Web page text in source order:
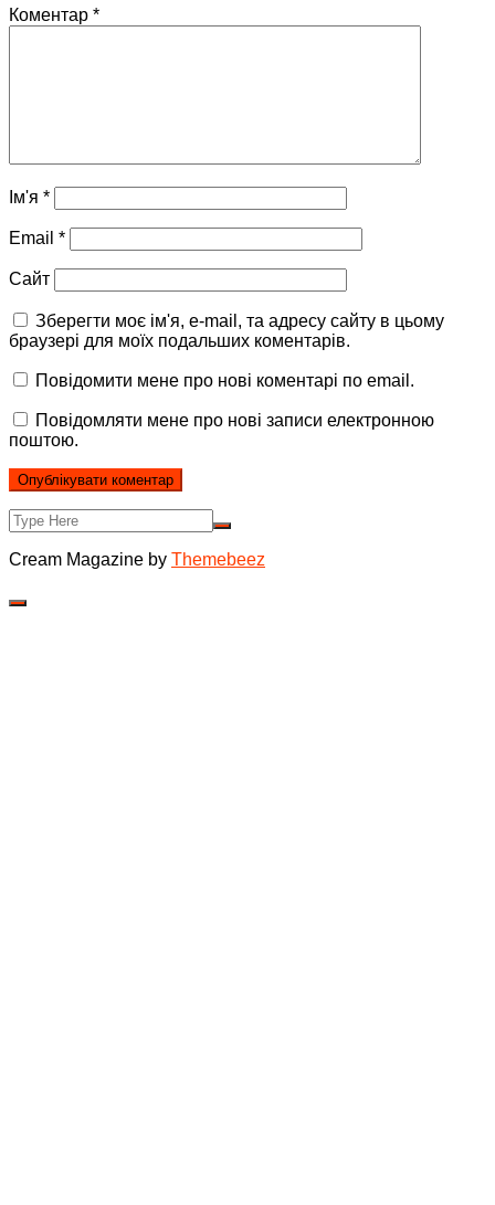
Коментар *
Ім'я *
Email *
Сайт
Зберегти моє ім'я, e-mail, та адресу сайту в цьому
браузері для моїх подальших коментарів.
Повідомити мене про нові коментарі по email.
Повідомляти мене про нові записи електронною
поштою.
Cream Magazine by Themebeez